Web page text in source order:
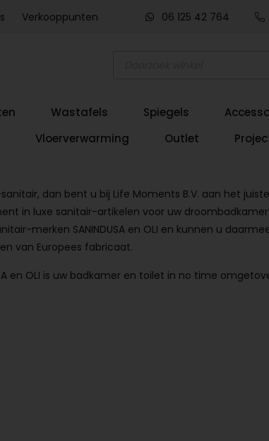
06 125 42 764
Verkooppunten
Wastafels Spiegels
Vloerverwarming Outlet
dan bent u bij Life Moments B.V. aan het
in luxe sanitair-artikelen voor uw
merken SANINDUSA en OLI en kunnen u
van Europees fabricaat.
en OLI is uw badkamer en toilet in no time